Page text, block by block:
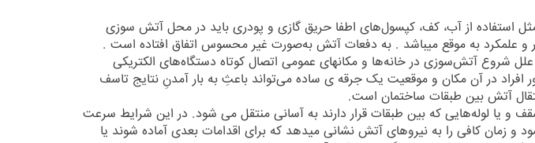
مثل استفاده از آب، کف، کپسول‌های اطفا حریق گازی و پودری باید در محل آتش سوزی
و علمکرد به موقع میباشد . به دفعات آتش به‌صورت غیر محسوس اتفاق افتاده است .
علل شروع آتش‌سوزی در خانه‌ها و مکانهای عمومی اتصال کوتاه دستگاه‌های الکتریکی
در آن مکان و موقعیت یک جرقه ی ساده می‌تواند باعثِ به بار آمدنِ نتایج تاسف
آتش بین طبقات ساختمان است.
و یا لوله‌هایی که بین طبقات قرار دارند به آسانی منتقل می شود. در این شرایط سرعت
زمان کافی را به نیروهای آتش نشانی میدهد که برای اقدامات بعدی آماده شوند یا